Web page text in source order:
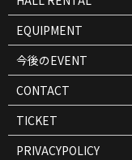
EQUIPMENT
今後のEVENT
CONTACT
TICKET
PRIVACYPOLICY